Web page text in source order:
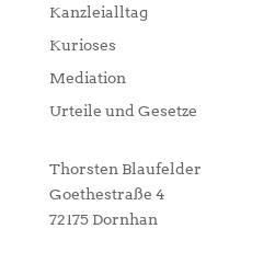
Kanzleialltag
Kurioses
Mediation
Urteile und Gesetze
Thorsten Blaufelder
Goethestraße 4
72175 Dornhan